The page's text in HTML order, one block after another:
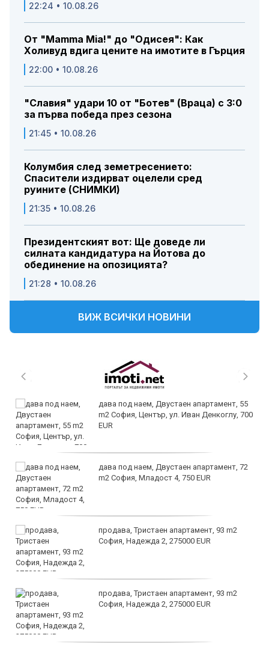
22:24 • 10.08.26
От "Mamma Mia!" до "Одисея": Как
Холивуд вдига цените на имотите в Гърция
22:00 • 10.08.26
"Славия" удари 10 от "Ботев" (Враца) с 3:0
за първа победа през сезона
21:45 • 10.08.26
Колумбия след земетресението:
Спасители издирват оцелели сред
руините (СНИМКИ)
21:35 • 10.08.26
Президентският вот: Ще доведе ли
силната кандидатура на Йотова до
обединение на опозицията?
21:28 • 10.08.26
ВИЖ ВСИЧКИ НОВИНИ
дава под наем, Двустаен апартамент, 55
m2 София, Център, ул. Иван Денкоглу, 700
EUR
дава под наем, Двустаен апартамент, 72
m2 София, Младост 4, 750 EUR
продава, Тристаен апартамент, 93 m2
София, Надежда 2, 275000 EUR
продава, Тристаен апартамент, 93 m2
София, Надежда 2, 275000 EUR